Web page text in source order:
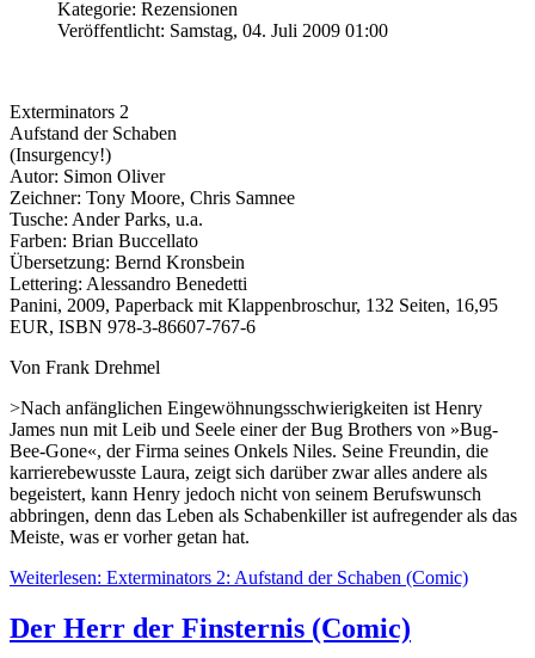
Kategorie: Rezensionen
Veröffentlicht: Samstag, 04. Juli 2009 01:00
Exterminators 2
Aufstand der Schaben
(Insurgency!)
Autor: Simon Oliver
Zeichner: Tony Moore, Chris Samnee
Tusche: Ander Parks, u.a.
Farben: Brian Buccellato
Übersetzung: Bernd Kronsbein
Lettering: Alessandro Benedetti
Panini, 2009, Paperback mit Klappenbroschur, 132 Seiten, 16,95
EUR, ISBN 978-3-86607-767-6
Von Frank Drehmel
>Nach anfänglichen Eingewöhnungsschwierigkeiten ist Henry
James nun mit Leib und Seele einer der Bug Brothers von »Bug-
Bee-Gone«, der Firma seines Onkels Niles. Seine Freundin, die
karrierebewusste Laura, zeigt sich darüber zwar alles andere als
begeistert, kann Henry jedoch nicht von seinem Berufswunsch
abbringen, denn das Leben als Schabenkiller ist aufregender als das
Meiste, was er vorher getan hat.
Weiterlesen: Exterminators 2: Aufstand der Schaben (Comic)
Der Herr der Finsternis (Comic)